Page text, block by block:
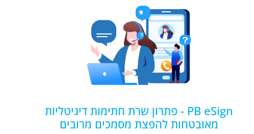
PB eSign - פתרון שרת חתימות דיגיטליות
מאובטחות להפצת מסמכים מרובים